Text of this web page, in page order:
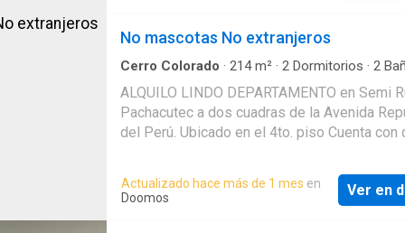
proyecto de viviendas en Perú ofrece una
combinación perfecta de ubicación
de primer nivel. Aquí, puede disfrutar de un
estilo de vida excepcional mientras se
sumerge en la rica cultura y belleza natural de
¡Contáctenos hoy mismo para obtener más
información y asegurar su lugar en este
No mascotas No extranjeros
Cerro Colorado · 214m² · 2 Dormitorios · 2
ALQUILO LINDO DEPARTAMENTO en Semi
Pachacutec a dos cuadras de la Avenida
del Perú. Ubicado en el 4to. piso Cuenta con
independiente 1 baño de uso común. Sala-
con buena iluminación. Cocina amplia y con
Actualizado hace más de 1 mes en
Doomos
Ver en